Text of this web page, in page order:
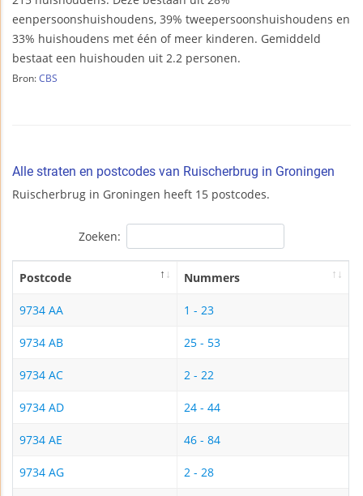
eenpersoonshuishoudens, 39% tweepersoonshuishoudens en
33% huishoudens met één of meer kinderen. Gemiddeld
bestaat een huishouden uit 2.2 personen.
Bron: CBS
Alle straten en postcodes van Ruischerbrug in Groningen
Ruischerbrug in Groningen heeft 15 postcodes.
Zoeken:
Postcode Nummers
9734 AA 1 - 23
9734 AB 25 - 53
9734 AC 2 - 22
9734 AD 24 - 44
9734 AE 46 - 84
9734 AG 2 - 28